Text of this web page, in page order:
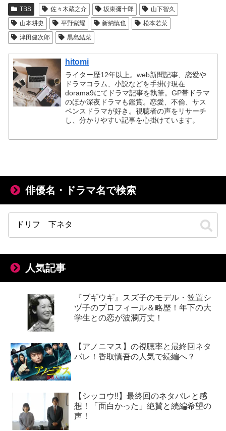
TBS 佐々木蔵之介 坂東彌十郎
山下智久
山本耕史
平野紫耀 新納慎也
松本若菜
津田健次郎
黒島結菜
hitomi
ライター歴12年以上。web新聞記事、恋愛や
ドラマコラム、小説などを手掛け現在
dorama9にてドラマ記事を執筆。GP帯ドラマ
のほか深夜ドラマも鑑賞。恋愛、不倫、サス
ペンスドラマが好き。視聴者の声をリサーチ
し、分かりやすい記事を心掛けています。
俳優名・ドラマ名で検索
人気記事
『ブギウギ』スズ子のモデル・笠置シ
ヅ子のプロフィール＆略歴！年下の大
学生との恋が波瀾万丈！
【アノニマス】の視聴率と最終回ネタ
バレ！香取慎吾の人気で続編へ？
【シッコウ!!】最終回のネタバレと感
想！「面白かった」絶賛と続編希望の
声！